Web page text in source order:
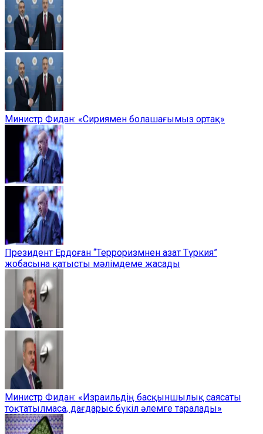
Министр Фидан: «Сириямен болашағымыз ортақ»
Президент Ердоған “Терроризмнен азат Түркия”
жобасына қатысты мәлімдеме жасады
Министр Фидан: «Израильдің басқыншылық саясаты
тоқтатылмаса, дағдарыс бүкіл әлемге таралады»